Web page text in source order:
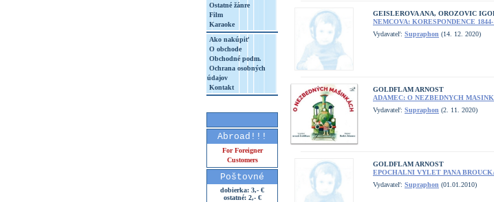
Ostatné žánre
Film
Karaoke
Ako nakúpiť
O obchode
Obchodné podm.
Ochrana osobných
údajov
Kontakt
Abroad!!!
For Foreigner
Customers
Poštovné
dobierka: 3,- €
ostatné: 2,- €
GEISLEROVA ANA, OROZOVIC
NEMCOVA: KORESPONDENCE 1844-
Vydavateľ: Supraphon (14. 12. 2020)
GOLDFLAM ARNOST
ADAMEC: O NEZBEDNYCH
Vydavateľ: Supraphon (2. 11. 2020)
GOLDFLAM ARNOST
EPOCHALNI VYLET PANA
Vydavateľ: Supraphon (01.01.2010)